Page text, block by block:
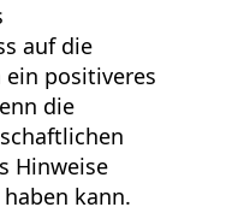
auf die
ein positiveres
die
Hinweise
kann.